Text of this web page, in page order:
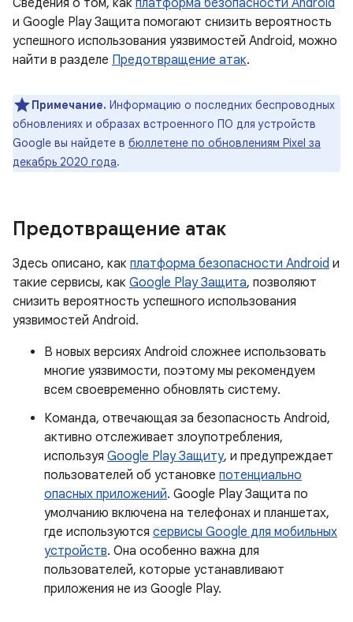
Сведения о том, как платформа безопасности Android
и Google Play Защита помогают снизить вероятность
успешного использования уязвимостей Android, можно
найти в разделе Предотвращение атак.
Примечание. Информацию о последних беспроводных
обновлениях и образах встроенного ПО для устройств
Google вы найдете в бюллетене по обновлениям Pixel за
декабрь 2020 года.
Предотвращение атак
Здесь описано, как платформа безопасности Android и
такие сервисы, как Google Play Защита, позволяют
снизить вероятность успешного использования
уязвимостей Android.
В новых версиях Android сложнее использовать
многие уязвимости, поэтому мы рекомендуем
всем своевременно обновлять систему.
Команда, отвечающая за безопасность Android,
активно отслеживает злоупотребления,
используя Google Play Защиту, и предупреждает
пользователей об установке потенциально
опасных приложений. Google Play Защита по
умолчанию включена на телефонах и планшетах,
где используются сервисы Google для мобильных
устройств. Она особенно важна для
пользователей, которые устанавливают
приложения не из Google Play.